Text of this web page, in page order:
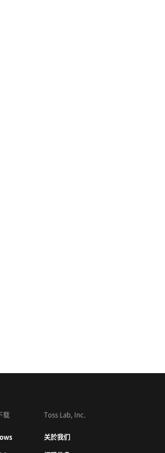
载 Toss Lab, Inc.
关於我们